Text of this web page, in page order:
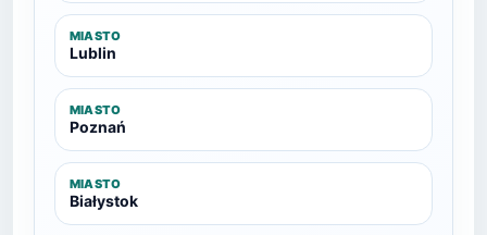
MIASTO
Lublin
MIASTO
Poznań
MIASTO
Białystok